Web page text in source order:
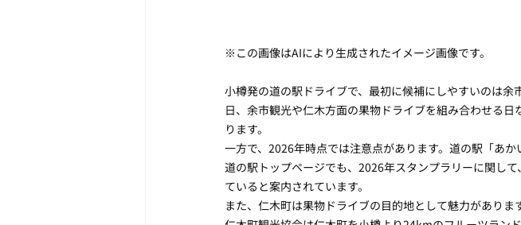
※この画像はAIにより生成されたイメージ画像です。
小樽発の道の駅ドライブで、最初に候補にしやすいのは
日、余市観光や仁木方面の果物ドライブを組み合わせる
ります。
一方で、2026年時点では注意点があります。道の駅「あ
道の駅トップページでも、2026年スタンプラリーに関し
ていると案内されています。
また、仁木町は果物ドライブの目的地として魅力があり